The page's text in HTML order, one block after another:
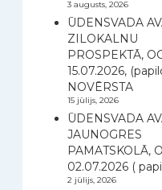
3 augusts, 2026
ŪDENSVADA
ZILOKALNU
PROSPEKTĀ,
15.07.2026,
NOVĒRSTA
15 jūlijs, 2026
ŪDENSVADA
JAUNOGRES
PAMATSKOLĀ,
02.07.2026 (
2 jūlijs, 2026